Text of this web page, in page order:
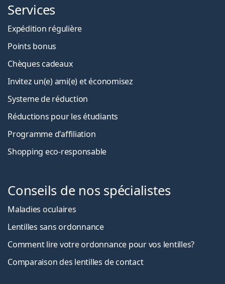
Services
Expédition régulière
Points bonus
Chèques cadeaux
Invitez un(e) ami(e) et économisez
Systeme de réduction
Réductions pour les étudiants
Programme d'affiliation
Shopping eco-responsable
Conseils de nos spécialistes
Maladies oculaires
Lentilles sans ordonnance
Comment lire votre ordonnance pour vos lentilles?
Comparaison des lentilles de contact